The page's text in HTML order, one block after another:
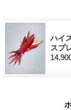
ハイ
スプ